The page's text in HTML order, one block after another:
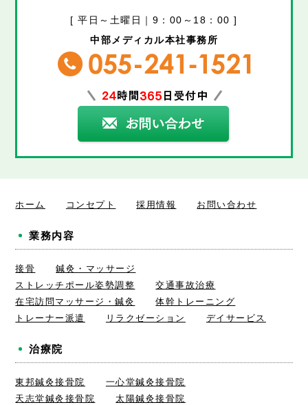
[ 平日～土曜日｜9：00～18：00 ]
中部メディカル本社事務所
ホーム コンセプト 採用情報 お問い合わせ
業務内容
接骨
鍼灸・マッサージ
ストレッチポール姿勢調整
交通事故治療
在宅訪問マッサージ・鍼灸
体幹トレーニング
トレーナー派遣
リラクゼーション デイサービス
治療院
東邦鍼灸接骨院
一心堂鍼灸接骨院
天志堂鍼灸接骨院
太陽鍼灸接骨院